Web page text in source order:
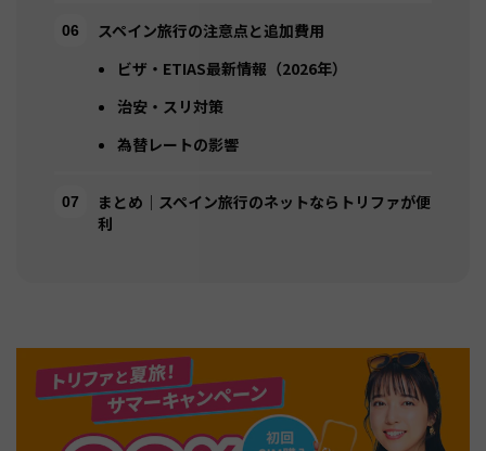
スペイン旅行の注意点と追加費用
ビザ・ETIAS最新情報（2026年）
治安・スリ対策
為替レートの影響
まとめ｜スペイン旅行のネットならトリファが便
利